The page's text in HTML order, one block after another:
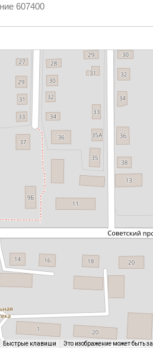
607400
Быстрые клавиши Это изображение может быть